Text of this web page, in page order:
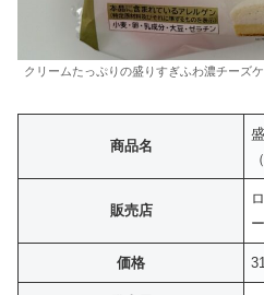
クリームたっぷりの盛りすぎふわ濃チーズケ
商品名
販売店
価格